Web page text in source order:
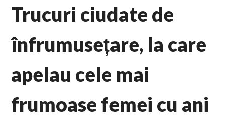
Trucuri ciudate de
înfrumusețare, la care
apelau cele mai
frumoase femei cu ani